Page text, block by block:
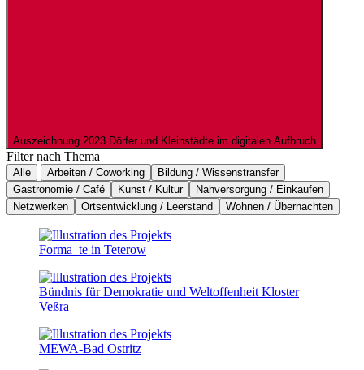
Auszeichnung 2023 Dörfer und Kleinstädte im digitalen Aufbruch
Filter nach Thema
Alle Arbeiten / Coworking
Bildung / Wissenstransfer
Gastronomie / Café
Kunst / Kultur
Nahversorgung / Einkaufen
Netzwerken
Ortsentwicklung / Leerstand Wohnen / Übernachten
Forma_te in Teterow
Bündnis für Demokratie und Weltoffenheit Kloster
Veßra
MEWA-Bad Ostritz